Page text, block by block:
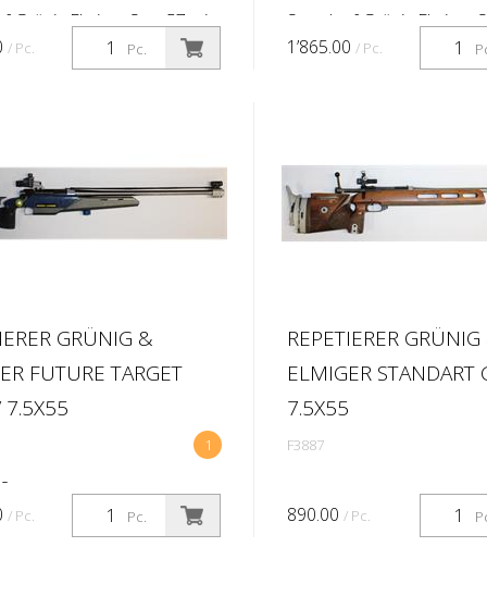
Grünig Elmiger Stgw57 mit
7.5x55
Pc.
/ Pc.
Sportlauf Grünig Elmiger
Feuerscheindämpfer
1’865.00 / Pc.
GRÜNIG &
FUTURE TARGET
1
Pc.
/ Pc.
REPETIERER
ELMIGER STANDART
7.5X55
F3887
890.00 / Pc.